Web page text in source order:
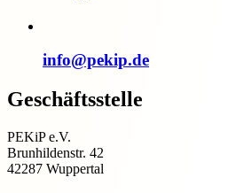
info@pekip.de
Geschäftsstelle
PEKiP e.V.
Brunhildenstr. 42
42287 Wuppertal